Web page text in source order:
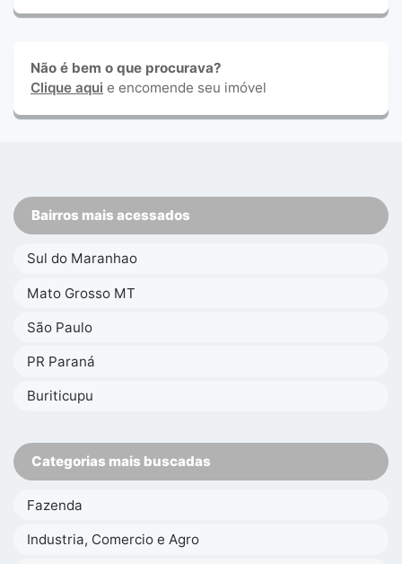
Não é bem o que procurava?
Clique aqui e encomende seu imóvel
Bairros mais acessados
Sul do Maranhao
Mato Grosso MT
São Paulo
PR Paraná
Buriticupu
Categorias mais buscadas
Fazenda
Industria, Comercio e Agro